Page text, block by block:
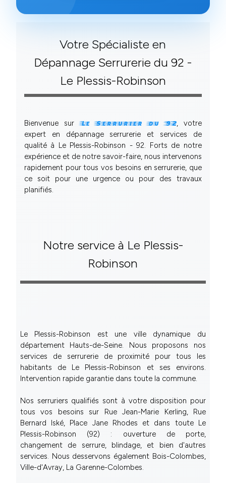
Votre Spécialiste en
Dépannage Serrurerie du 92 -
Le Plessis-Robinson
Bienvenue surLe Serrurier du 92, votre
expert en dépannage serrurerie et services de
qualité à Le Plessis-Robinson - 92. Forts de notre
expérience et de notre savoir-faire, nous intervenons
rapidement pour tous vos besoins en serrurerie, que
ce soit pour une urgence ou pour des travaux
planifiés.
Notre service à Le Plessis-
Robinson
Le Plessis-Robinson est une ville dynamique du
département Hauts-de-Seine. Nous proposons nos
services de serrurerie de proximité pour tous les
habitants de Le Plessis-Robinson et ses environs.
Intervention rapide garantie dans toute la commune.
Nos serruriers qualifiés sont à votre disposition pour
tous vos besoins sur Rue Jean-Marie Kerling, Rue
Bernard Iské, Place Jane Rhodes et dans toute Le
Plessis-Robinson (92) : ouverture de porte,
changement de serrure, blindage, et bien d'autres
services. Nous desservons également Bois-Colombes,
Ville-d'Avray, La Garenne-Colombes.